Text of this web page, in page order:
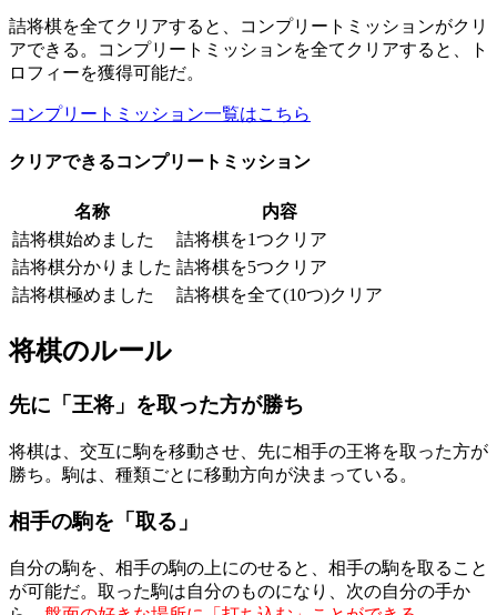
詰将棋を全てクリアすると、コンプリートミッションがクリ
アできる。コンプリートミッションを全てクリアすると、ト
ロフィーを獲得可能だ。
コンプリートミッション一覧はこちら
クリアできるコンプリートミッション
名称
内容
詰将棋始めました
詰将棋を1つクリア
詰将棋分かりました 詰将棋を5つクリア
詰将棋極めました
詰将棋を全て(10つ)クリア
将棋のルール
先に「王将」を取った方が勝ち
将棋は、交互に駒を移動させ、先に相手の王将を取った方が
勝ち。駒は、種類ごとに移動方向が決まっている。
相手の駒を「取る」
自分の駒を、相手の駒の上にのせると、相手の駒を取ること
が可能だ。取った駒は自分のものになり、次の自分の手か